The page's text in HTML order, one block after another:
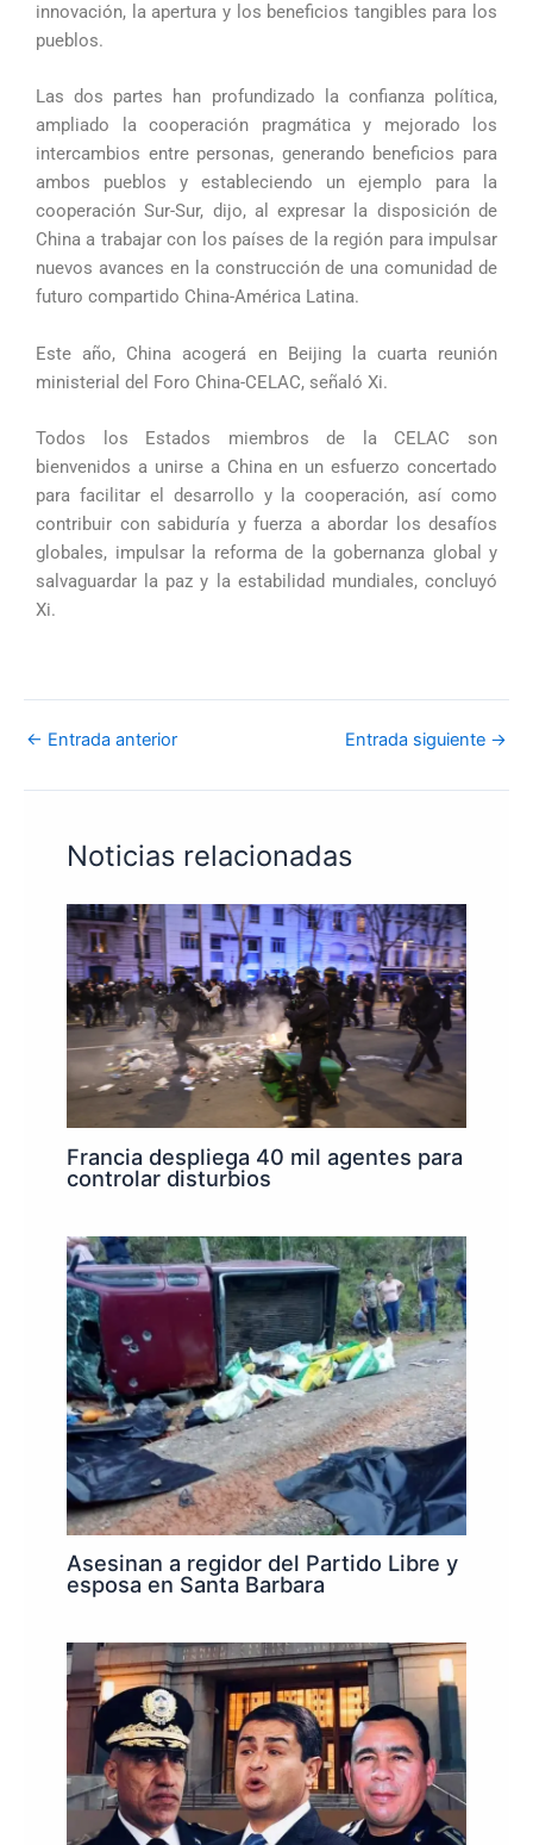
innovación, la apertura y los beneficios tangibles para los
pueblos.
Las dos partes han profundizado la confianza política,
ampliado la cooperación pragmática y mejorado los
intercambios entre personas, generando beneficios para
ambos pueblos y estableciendo un ejemplo para la
cooperación Sur-Sur, dijo, al expresar la disposición de
China a trabajar con los países de la región para impulsar
nuevos avances en la construcción de una comunidad de
futuro compartido China-América Latina.
Este año, China acogerá en Beijing la cuarta reunión
ministerial del Foro China-CELAC, señaló Xi.
Todos los Estados miembros de la CELAC son
bienvenidos a unirse a China en un esfuerzo concertado
para facilitar el desarrollo y la cooperación, así como
contribuir con sabiduría y fuerza a abordar los desafíos
globales, impulsar la reforma de la gobernanza global y
salvaguardar la paz y la estabilidad mundiales, concluyó
Xi.
← Entrada anterior Entrada siguiente →
Noticias relacionadas
Francia despliega 40 mil agentes para
controlar disturbios
Asesinan a regidor del Partido Libre y
esposa en Santa Barbara